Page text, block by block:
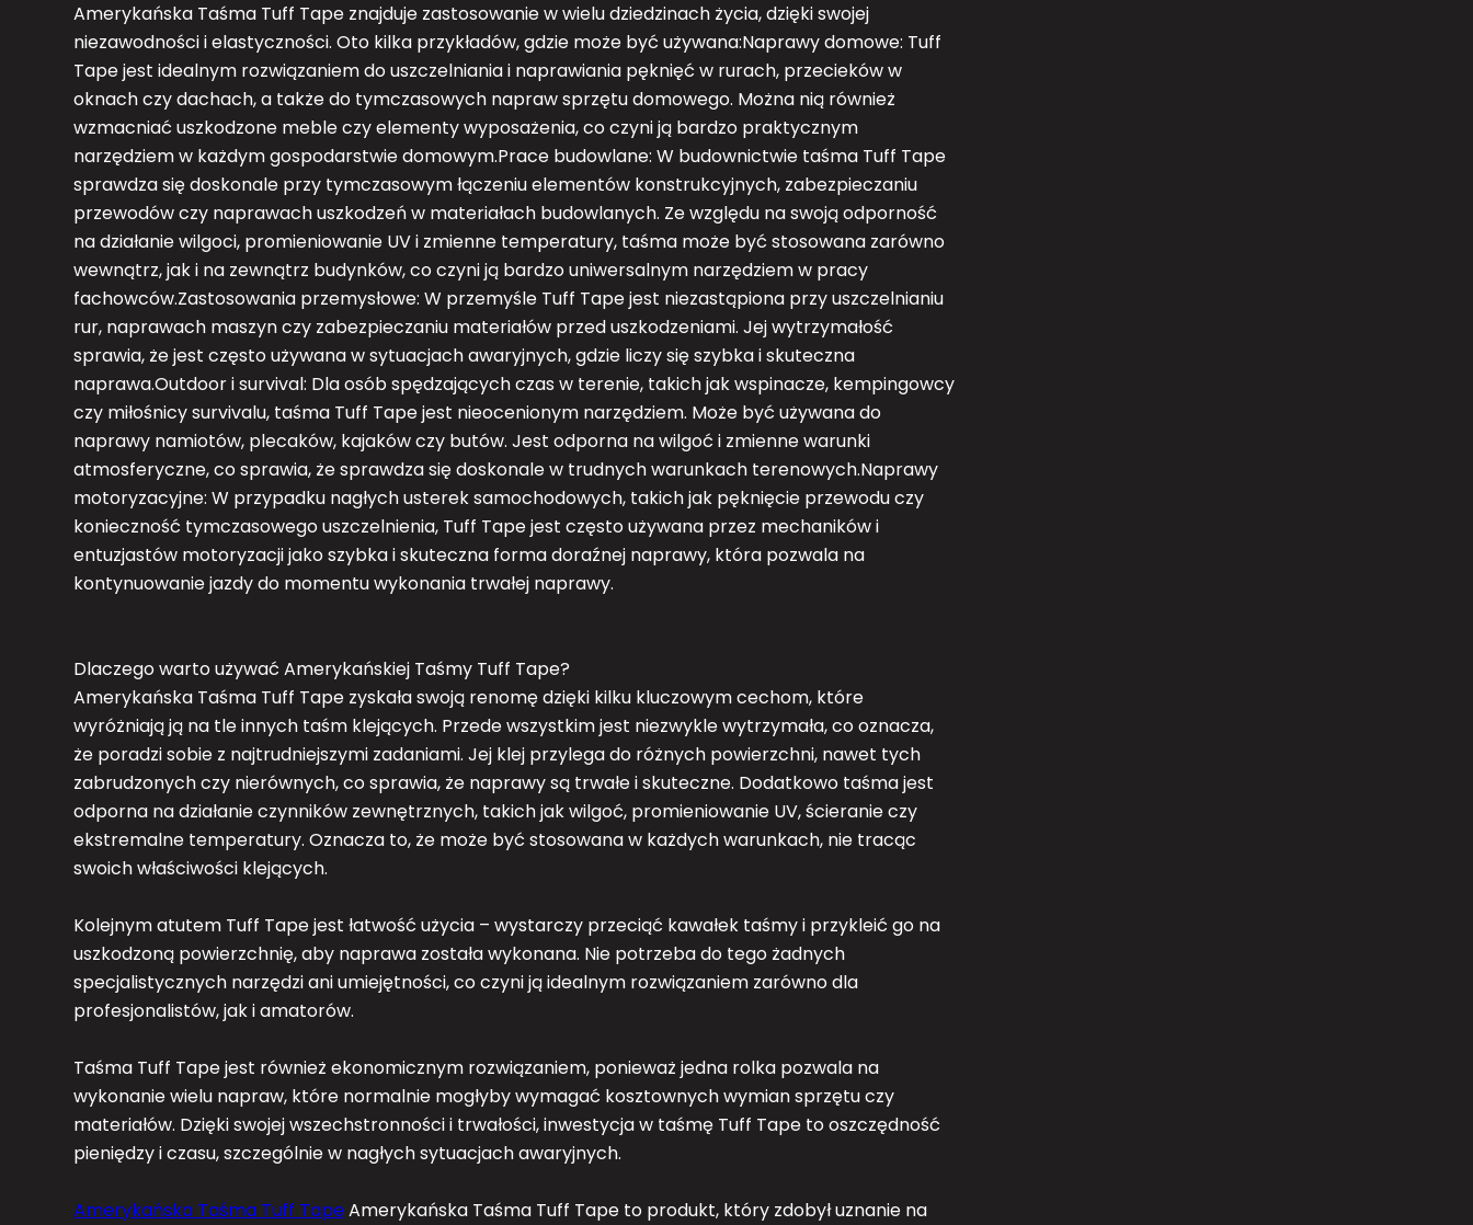
Amerykańska Taśma Tuff Tape znajduje zastosowanie w wielu dziedzinach życia, dzięki swojej
niezawodności i elastyczności. Oto kilka przykładów, gdzie może być używana:Naprawy domowe: Tuff
Tape jest idealnym rozwiązaniem do uszczelniania i naprawiania pęknięć w rurach, przecieków w
oknach czy dachach, a także do tymczasowych napraw sprzętu domowego. Można nią również
wzmacniać uszkodzone meble czy elementy wyposażenia, co czyni ją bardzo praktycznym
narzędziem w każdym gospodarstwie domowym.Prace budowlane: W budownictwie taśma Tuff Tape
sprawdza się doskonale przy tymczasowym łączeniu elementów konstrukcyjnych, zabezpieczaniu
przewodów czy naprawach uszkodzeń w materiałach budowlanych. Ze względu na swoją odporność
na działanie wilgoci, promieniowanie UV i zmienne temperatury, taśma może być stosowana zarówno
wewnątrz, jak i na zewnątrz budynków, co czyni ją bardzo uniwersalnym narzędziem w pracy
fachowców.Zastosowania przemysłowe: W przemyśle Tuff Tape jest niezastąpiona przy uszczelnianiu
rur, naprawach maszyn czy zabezpieczaniu materiałów przed uszkodzeniami. Jej wytrzymałość
sprawia, że jest często używana w sytuacjach awaryjnych, gdzie liczy się szybka i skuteczna
naprawa.Outdoor i survival: Dla osób spędzających czas w terenie, takich jak wspinacze, kempingowcy
czy miłośnicy survivalu, taśma Tuff Tape jest nieocenionym narzędziem. Może być używana do
naprawy namiotów, plecaków, kajaków czy butów. Jest odporna na wilgoć i zmienne warunki
atmosferyczne, co sprawia, że sprawdza się doskonale w trudnych warunkach terenowych.Naprawy
motoryzacyjne: W przypadku nagłych usterek samochodowych, takich jak pęknięcie przewodu czy
konieczność tymczasowego uszczelnienia, Tuff Tape jest często używana przez mechaników i
entuzjastów motoryzacji jako szybka i skuteczna forma doraźnej naprawy, która pozwala na
kontynuowanie jazdy do momentu wykonania trwałej naprawy.
Dlaczego warto używać Amerykańskiej Taśmy Tuff Tape?
Amerykańska Taśma Tuff Tape zyskała swoją renomę dzięki kilku kluczowym cechom, które
wyróżniają ją na tle innych taśm klejących. Przede wszystkim jest niezwykle wytrzymała, co oznacza,
że poradzi sobie z najtrudniejszymi zadaniami. Jej klej przylega do różnych powierzchni, nawet tych
zabrudzonych czy nierównych, co sprawia, że naprawy są trwałe i skuteczne. Dodatkowo taśma jest
odporna na działanie czynników zewnętrznych, takich jak wilgoć, promieniowanie UV, ścieranie czy
ekstremalne temperatury. Oznacza to, że może być stosowana w każdych warunkach, nie tracąc
swoich właściwości klejących.
Kolejnym atutem Tuff Tape jest łatwość użycia – wystarczy przeciąć kawałek taśmy i przykleić go na
uszkodzoną powierzchnię, aby naprawa została wykonana. Nie potrzeba do tego żadnych
specjalistycznych narzędzi ani umiejętności, co czyni ją idealnym rozwiązaniem zarówno dla
profesjonalistów, jak i amatorów.
Taśma Tuff Tape jest również ekonomicznym rozwiązaniem, ponieważ jedna rolka pozwala na
wykonanie wielu napraw, które normalnie mogłyby wymagać kosztownych wymian sprzętu czy
materiałów. Dzięki swojej wszechstronności i trwałości, inwestycja w taśmę Tuff Tape to oszczędność
pieniędzy i czasu, szczególnie w nagłych sytuacjach awaryjnych.
Amerykańska Taśma Tuff TapeAmerykańska Taśma Tuff Tape to produkt, który zdobył uznanie na